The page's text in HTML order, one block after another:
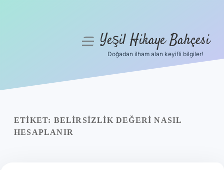
Yasal Uyarı
menüyüYeşil Hikaye Bahçesi
Doğadan ilham alan keyifli bilgiler!
ETIKET: BELIRSIZLIK DEĞERI NASIL
HESAPLANIR